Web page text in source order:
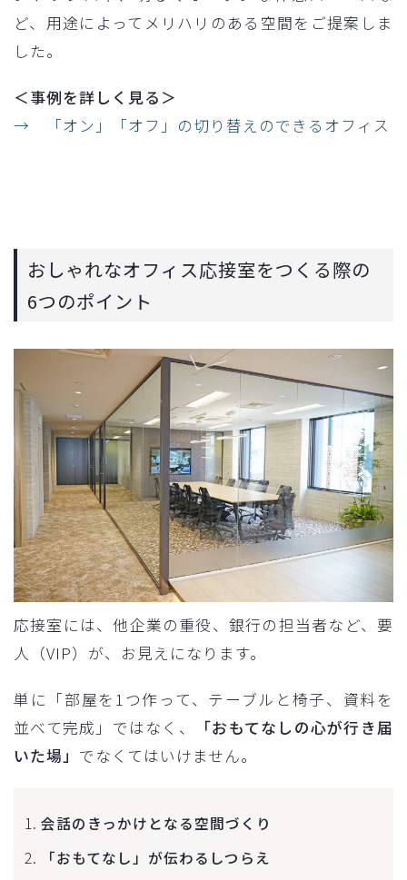
ど、用途によってメリハリのある空間をご提案しま
した。
＜事例を詳しく見る＞
→ 「オン」「オフ」の切り替えのできるオフィス
おしゃれなオフィス応接室をつくる際の
6つのポイント
応接室には、他企業の重役、銀行の担当者など、要
人（VIP）が、お見えになります。
単に「部屋を1つ作って、テーブルと椅子、資料を
並べて完成」ではなく、
「おもてなしの心が行き届
いた場」 でなくてはいけません。
会話のきっかけとなる空間づくり
「おもてなし」が伝わるしつらえ